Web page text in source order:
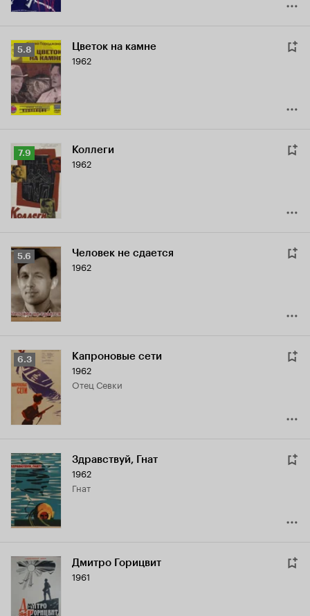
Рейтинг
Кинопоиска
5.8
5.8 Цветок на камне
1962
Рейтинг
Кинопоиска
7.9
7.9 Коллеги
1962
Рейтинг
Кинопоиска
5.6
5.6 Человек не сдается
1962
Рейтинг
Кинопоиска
6.3
6.3 Капроновые сети
1962
отец Севки
Здравствуй, Гнат
1962
Гнат
Дмитро Горицвит
1961